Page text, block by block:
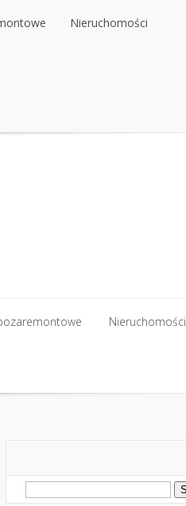
Nieruchomości
Nieruchomości
Szukaj: